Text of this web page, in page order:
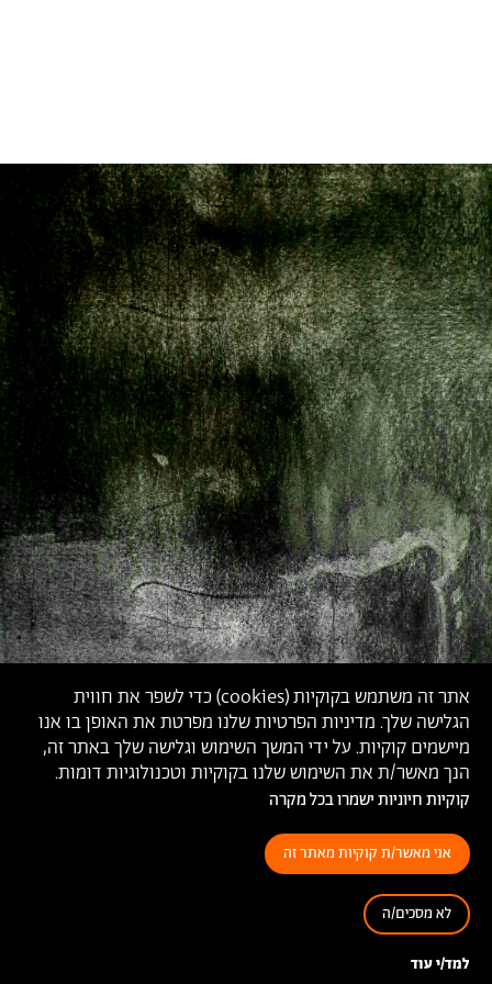
אתר זה משתמש בקוקיות (cookies) כדי לשפר את חווית
הגלישה שלך. מדיניות הפרטיות שלנו מפרטת את האופן בו אנו
מיישמים קוקיות. על ידי המשך השימוש וגלישה שלך באתר זה,
הנך מאשר/ת את השימוש שלנו בקוקיות וטכנולוגיות דומות.
קוקיות חיוניות ישמרו בכל מקרה
אני מאשר/ת קוקיות מאתר זה
לא מסכים/ה
למד/י עוד
'ואציע שאול', דוד רוסו,